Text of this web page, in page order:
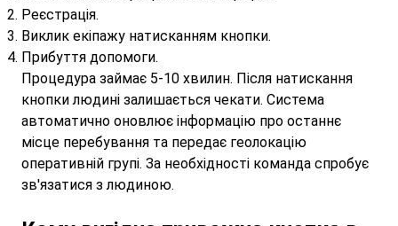
Реєстрація.
Виклик екіпажу натисканням кнопки.
Прибуття допомоги.
Процедура займає 5-10 хвилин. Після натискання
кнопки людині залишається чекати. Система
автоматично оновлює інформацію про останнє
місце перебування та передає геолокацію
оперативній групі. За необхідності команда спробує
зв'язатися з людиною.